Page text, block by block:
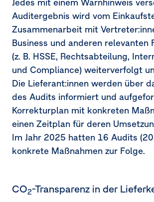
Auditergebnis wird vom
Zusammenarbeit mit
Business und anderen relevanten
(z. B. HSSE, Rechtsabteilung,
und Compliance) weiterverfolgt
Die Lieferant:innen werden über
des Audits informiert und
Korrekturplan mit konkreten
einen Zeitplan für deren
Im Jahr 2025 hatten 16 Audits
konkrete Maßnahmen zur Folge.
CO2-Transparenz in der